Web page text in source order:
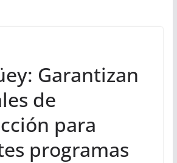
Garantizan
de
para
programas